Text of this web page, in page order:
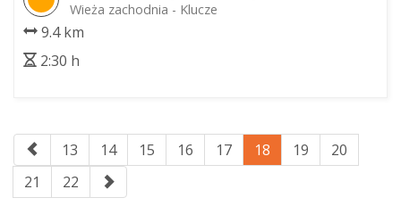
Wieża zachodnia - Klucze
9.4 km
2:30 h
13 14 15 16 17 18 19
20
21
22